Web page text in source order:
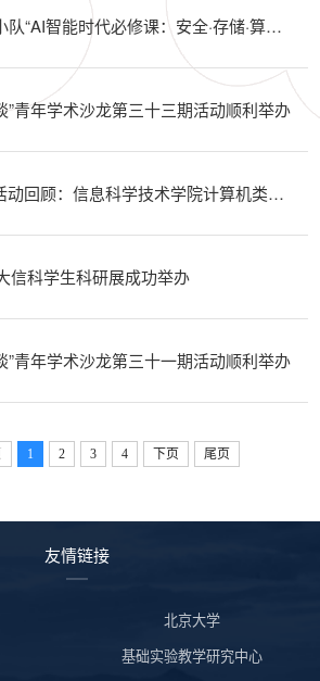
信科电脑小队“AI智能时代必修课：安全·存储·算力的三重保障”主题活动顺利举办
”青年学术沙龙第三十三期活动顺利举办
E路相伴|活动回顾：信息科学技术学院计算机类专业学业规划经验分享交流会顺利举办
信科学生科研展成功举办
”青年学术沙龙第三十一期活动顺利举办
1 2 3 4 下页 尾页
友情链接
北京大学
基础实验教学研究中心